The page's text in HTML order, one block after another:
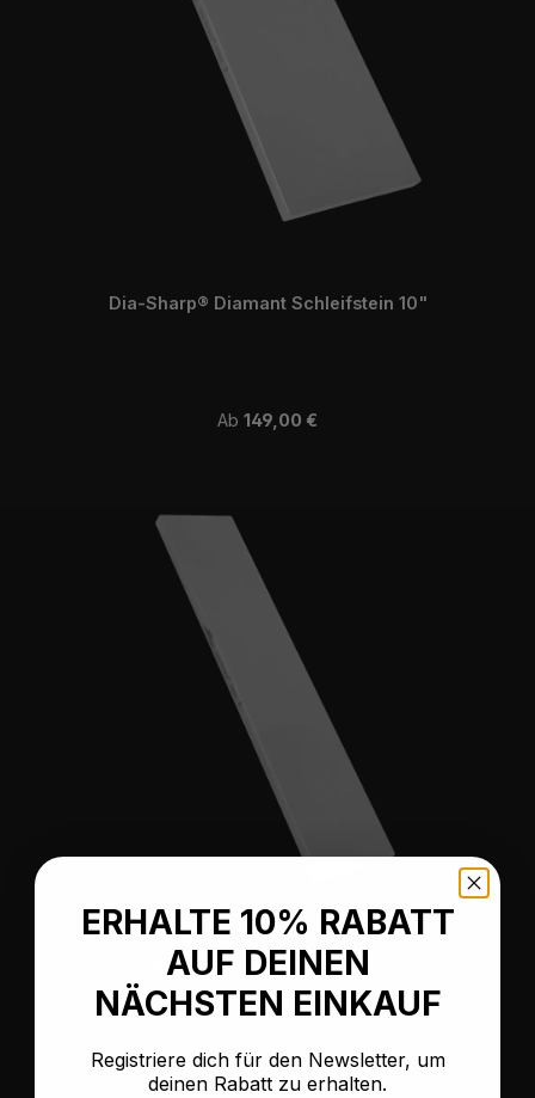
Dia-Sharp® Diamant Schleifstein 10"
Regulärer Preis:
Ab 149,00 €
Dia-Sharp® Diamant Schleifstein 11,5"
Regulärer Preis:
119,00 €
ERHALTE 10% RABATT
AUF DEINEN
NÄCHSTEN EINKAUF
Registriere dich für den Newsletter, um
deinen Rabatt zu erhalten.